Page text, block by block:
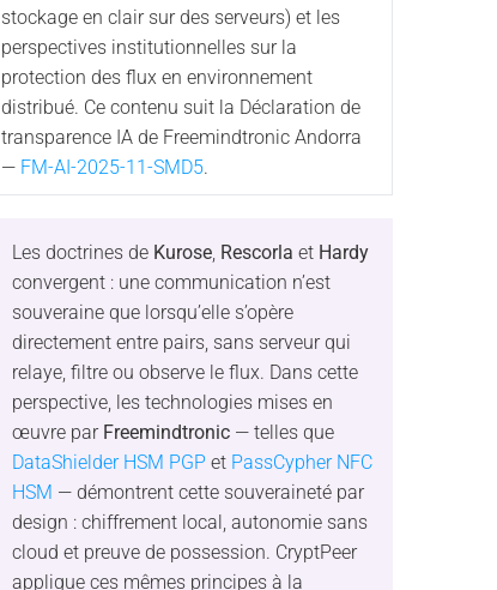
stockage en clair sur des serveurs) et les
perspectives institutionnelles sur la
protection des flux en environnement
distribué. Ce contenu suit la Déclaration de
transparence IA de Freemindtronic Andorra
— FM-AI-2025-11-SMD5.
Les doctrines de Kurose Rescorla et Hardy
convergent : une communication n’est
souveraine que lorsqu’elle s’opère
directement entre pairs, sans serveur qui
relaye, filtre ou observe le flux. Dans cette
perspective, les technologies mises en
œuvre par Freemindtronic — telles que
DataShielder HSM PGP et PassCypher NFC
HSM — démontrent cette souveraineté par
design : chiffrement local, autonomie sans
cloud et preuve de possession. CryptPeer
applique ces mêmes principes à la